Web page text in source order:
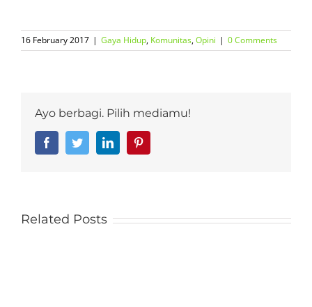
16 February 2017 | Gaya Hidup, Komunitas,Opini | 0 Comments
Ayo berbagi. Pilih mediamu!
FacebookTwitterLinkedIn
Related Posts